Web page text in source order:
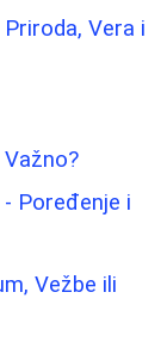
Vera i
Poređenje i
Vežbe ili